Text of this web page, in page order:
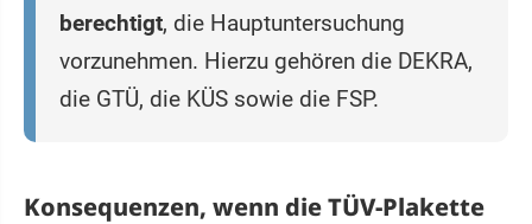
berechtigt, die Hauptuntersuchung
vorzunehmen. Hierzu gehören die DEKRA,
die GTÜ, die KÜS sowie die FSP.
Konsequenzen, wenn die TÜV-Plakette